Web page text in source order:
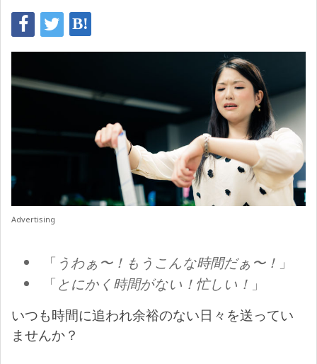
Advertising
「 うわぁ〜！もうこんな時間だぁ〜！ 」
「とにかく時間がない！忙しい！ 」
いつも時間に追われ余裕のない日々を送ってい
ませんか？